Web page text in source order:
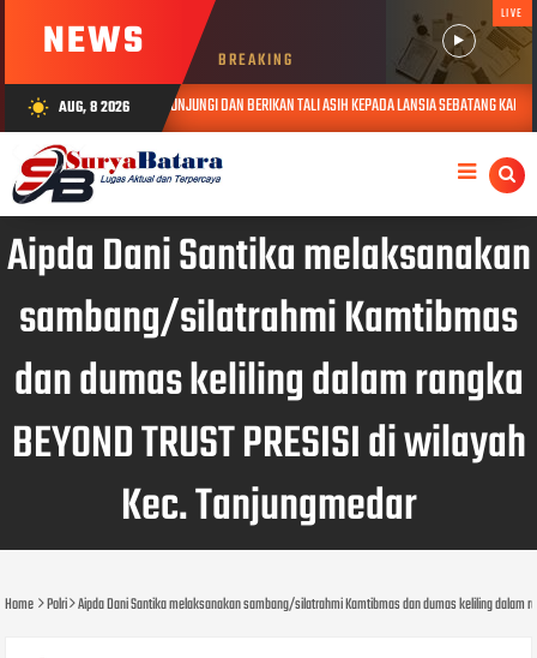
NEWS BREAKING
LIVE
wb_sunny AUG, 8 2026
JABAR KUNJUNGI DAN BERIKAN TALI ASIH KEPADA LANSIA SEBATANG KARA DI JATINANGOR
Aipda Dani Santika melaksanakan
sambang/silatrahmi Kamtibmas
dan dumas keliling dalam rangka
BEYOND TRUST PRESISI di wilayah
Kec. Tanjungmedar
Home Polri Aipda Dani Santika melaksanakan sambang/silatrahmi Kamtibmas dan dumas keliling dalam